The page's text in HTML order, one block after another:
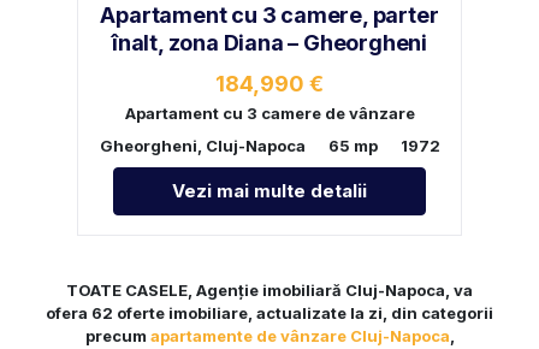
Apartament cu 3 camere, parter
înalt, zona Diana – Gheorgheni
184,990 €
Apartament cu 3 camere de vânzare
Gheorgheni, Cluj-Napoca
65 mp 1972
Vezi mai multe detalii
TOATE CASELE, Agenție imobiliară Cluj-Napoca, va
ofera 62 oferte imobiliare, actualizate la zi, din categorii
precum apartamente de vânzare Cluj-Napoca